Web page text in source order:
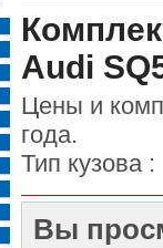
Audi
Цены и
года.
Тип кузова :
Вы